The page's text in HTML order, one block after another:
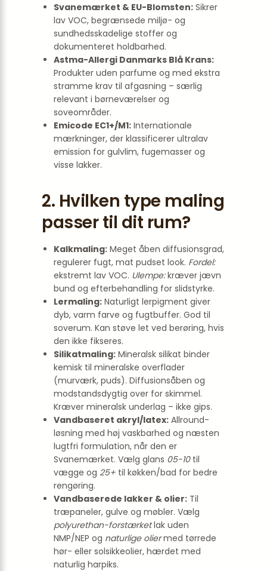
Svanemærket & EU-Blomsten: Sikrer
lav VOC, begrænsede miljø- og
sundhedsskadelige stoffer og
dokumenteret holdbarhed.
Astma-Allergi Danmarks Blå Krans:
Produkter uden parfume og med ekstra
stramme krav til afgasning – særlig
relevant i børneværelser og
soveområder.
Emicode EC1+/M1: Internationale
mærkninger, der klassificerer ultralav
emission for gulvlim, fugemasser og
visse lakker.
2. Hvilken type maling
passer til dit rum?
Kalkmaling: Meget åben diffusionsgrad,
regulerer fugt, mat pudset look. Fordel:
ekstremt lav VOC. Ulempe:kræver jævn
bund og efterbehandling for slidstyrke.
Lermaling: Naturligt lerpigment giver
dyb, varm farve og fugtbuffer. God til
soverum. Kan støve let ved berøring, hvis
den ikke fikseres.
Silikatmaling: Mineralsk silikat binder
kemisk til mineralske overflader
(murværk, puds). Diffusionsåben og
modstandsdygtig over for skimmel.
Kræver mineralsk underlag – ikke gips.
Vandbaseret akryl/latex: Allround-
løsning med høj vaskbarhed og næsten
lugtfri formulation, når den er
Svanemærket. Vælg glans 05-10til
vægge og 25+ til køkken/bad for bedre
rengøring.
Vandbaserede lakker & olier: Til
træpaneler, gulve og møbler. Vælg
polyurethan-forstærketlak uden
NMP/NEP og naturlige oliermed tørrede
hør- eller solsikkeolier, hærdet med
naturlig harpiks.